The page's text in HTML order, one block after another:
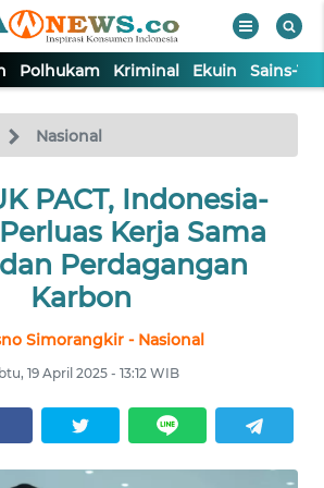
Polhukam Kriminal Ekuin Sains-
Nasional
PACT, Indonesia-
Kerja Sama
Perdagangan
Karbon
Simorangkir - Nasional
19 April 2025 - 13:12 WIB